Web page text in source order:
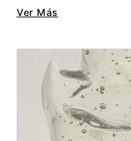
Ver Más